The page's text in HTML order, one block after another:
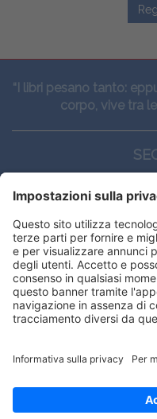
“I libri pesano tanto:
corpo, vive tra
Viale E.
E-mail:
Lunedì — Giovedì: -
Venerdì: -